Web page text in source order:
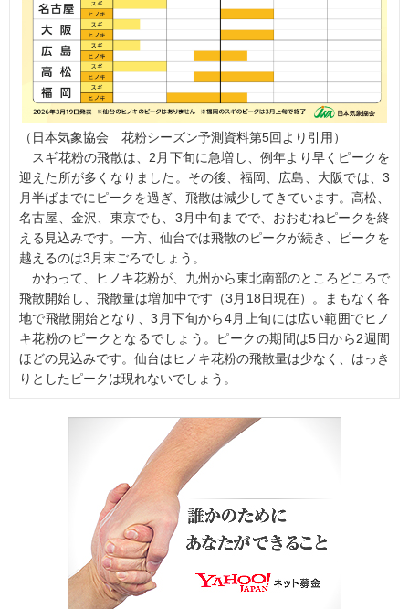
（日本気象協会 花粉シーズン予測資料第5回より引用）
スギ花粉の飛散は、2月下旬に急増し、例年より早くピークを
迎えた所が多くなりました。その後、福岡、広島、大阪では、3
月半ばまでにピークを過ぎ、飛散は減少してきています。高松、
名古屋、金沢、東京でも、3月中旬までで、おおむねピークを終
える見込みです。一方、仙台では飛散のピークが続き、ピークを
越えるのは3月末ごろでしょう。
かわって、ヒノキ花粉が、九州から東北南部のところどころで
飛散開始し、飛散量は増加中です（3月18日現在）。まもなく各
地で飛散開始となり、3月下旬から4月上旬には広い範囲でヒノ
キ花粉のピークとなるでしょう。ピークの期間は5日から2週間
ほどの見込みです。仙台はヒノキ花粉の飛散量は少なく、はっき
りとしたピークは現れないでしょう。